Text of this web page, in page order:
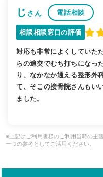
じ さん 電話相談
相談相談窓口の評価
対応も非常によくしていた
らの追突でむち打ちになっ
り、なかなか通える整形外
て、そこの接骨院さんもい
ました。
※上記はご利用者様のご利用当時の主
一つの参考としてご活用ください。